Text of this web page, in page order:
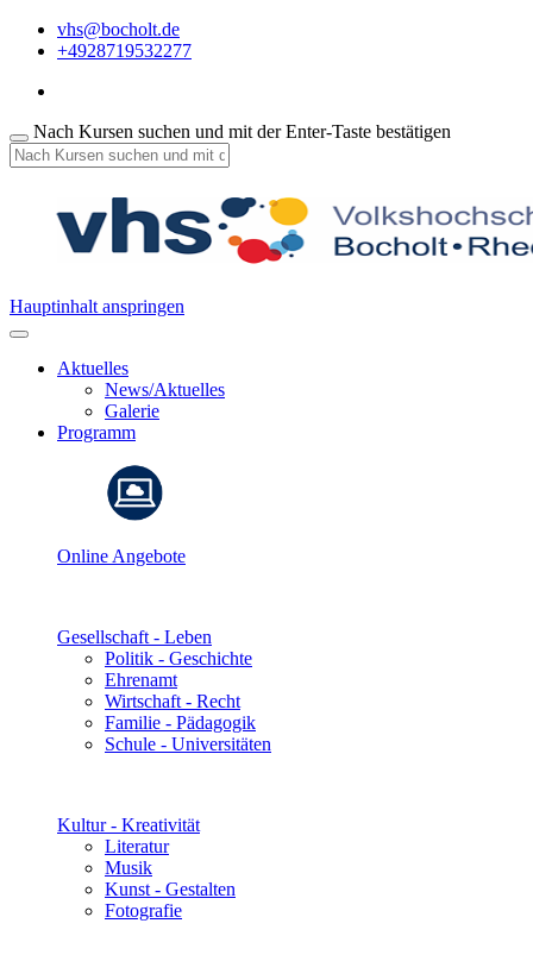
vhs@bocholt.de
+4928719532277
Nach Kursen suchen und mit der Enter-Taste bestätigen
Hauptinhalt anspringen
Aktuelles
News/Aktuelles
Galerie
Programm
Online Angebote
Gesellschaft - Leben
Politik - Geschichte
Ehrenamt
Wirtschaft - Recht
Familie - Pädagogik
Schule - Universitäten
Kultur - Kreativität
Literatur
Musik
Kunst - Gestalten
Fotografie